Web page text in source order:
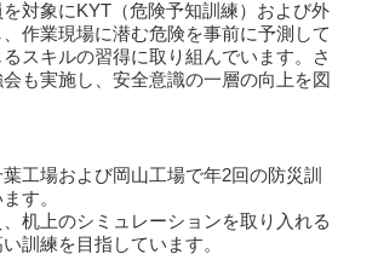
対象にKYT（危険予知訓練）および外
作業現場に潜む危険を事前に予測して
スキルの習得に取り組んでいます。さ
も実施し、安全意識の一層の向上を図
工場および岡山工場で年2回の防災訓
す。
机上のシミュレーションを取り入れる
訓練を目指しています。